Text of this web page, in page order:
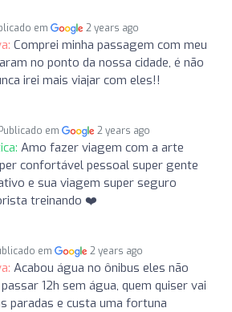
em 2 years ago
Comprei minha passagem com meu
no ponto da nossa cidade, é não
irei mais viajar com eles!!
Publicado em 2 years ago
Amo fazer viagem com a arte
confortável pessoal super gente
e sua viagem super seguro
treinando ❤️
em 2 years ago
Acabou água no ônibus eles não
12h sem água, quem quiser vai
paradas e custa uma fortuna